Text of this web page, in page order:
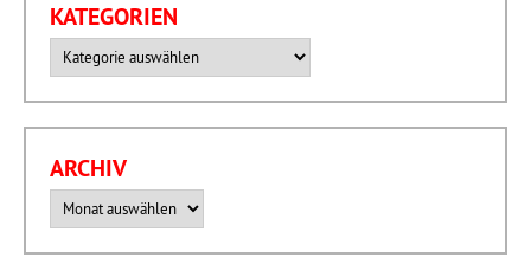
KATEGORIEN
ARCHIV